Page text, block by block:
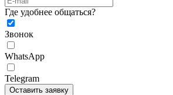
Где удобнее общаться?
Звонок
WhatsApp
Telegram
Оставить заявку